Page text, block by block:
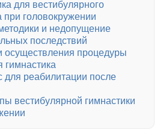
для вестибулярного
при головокружении
и недопущение
последствий
осуществления процедуры
гимнастика
для реабилитации после
вестибулярной гимнастики